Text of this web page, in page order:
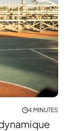
4 MINUTES